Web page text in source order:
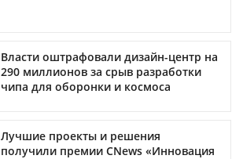
Власти оштрафовали дизайн-центр на
290 миллионов за срыв разработки
чипа для оборонки и космоса
Лучшие проекты и решения
получили премии CNews «Инновация